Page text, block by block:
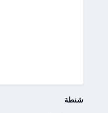
شنطة